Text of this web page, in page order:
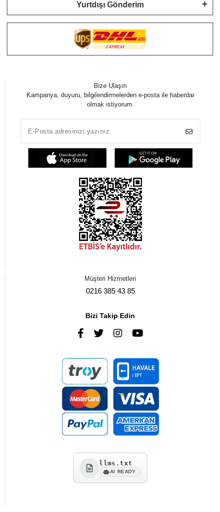
Yurtdışı Gönderim
Bize Ulaşın
Kampanya, duyuru, bilgilendirmelerden e-posta ile haberdar
olmak istiyorum.
Müşteri Hizmetleri
0216 385 43 85
Bizi Takip Edin
llms.txt
AI READY